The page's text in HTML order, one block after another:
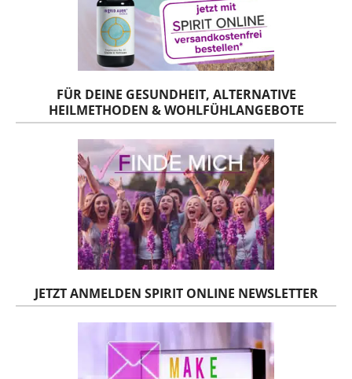
FÜR DEINE GESUNDHEIT, ALTERNATIVE
HEILMETHODEN & WOHLFÜHLANGEBOTE
JETZT ANMELDEN SPIRIT ONLINE NEWSLETTER